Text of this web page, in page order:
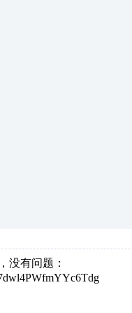
没有问题：